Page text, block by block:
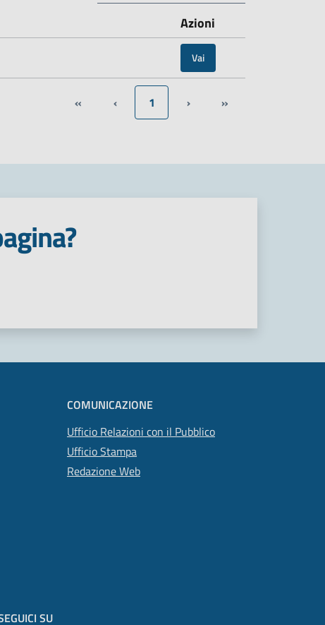
Azioni
Vai
« ‹ 1 › »
COMUNICAZIONE
Ufficio Relazioni con il Pubblico
Ufficio Stampa
Redazione Web
SU